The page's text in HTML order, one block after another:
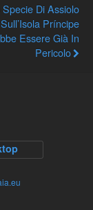
Di Assiolo
Príncipe
Essere Già In
Pericolo